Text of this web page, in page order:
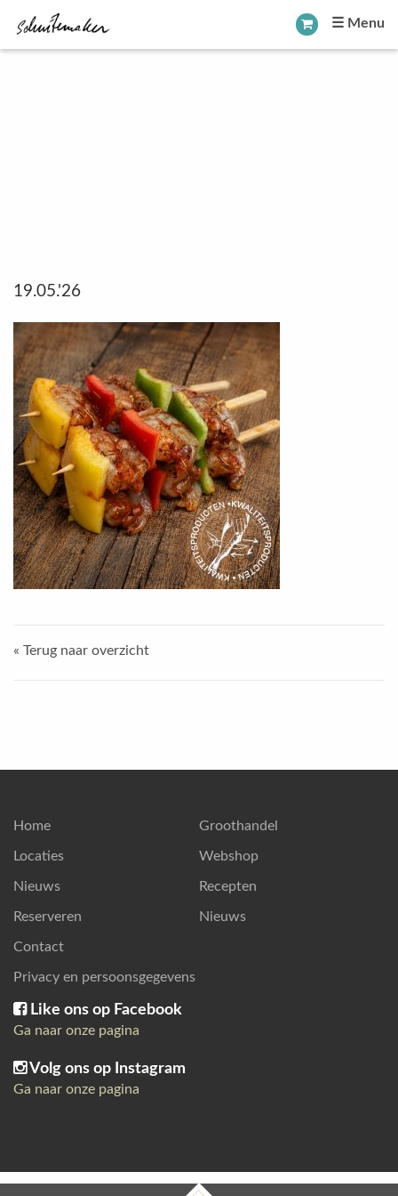
☰ Menu
19.05.'26
« Terug naar overzicht
Home
Locaties
Nieuws
Reserveren
Contact
Privacy en persoonsgegevens
Groothandel
Webshop
Recepten
Nieuws
Like ons op Facebook
Ga naar onze pagina
Volg ons op Instagram
Ga naar onze pagina